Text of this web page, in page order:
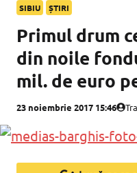
SIBIU ȘTIRI
Primul drum
din noile
mil. de euro
23 noiembrie 2017 15:46